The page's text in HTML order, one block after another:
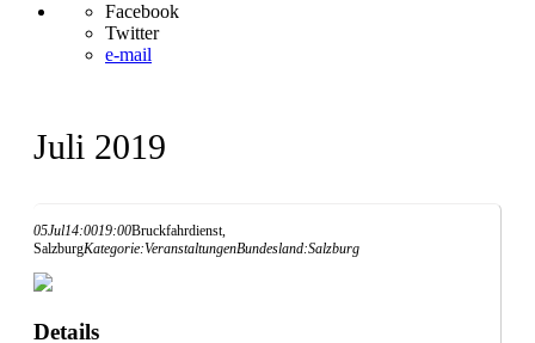
Facebook
Twitter
e-mail
Juli 2019
05Jul14:0019:00Bruckfahrdienst,
SalzburgKategorie:VeranstaltungenBundesland:Salzburg
Details